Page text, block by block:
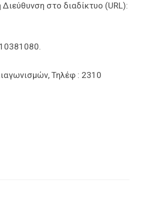
στο διαδίκτυο (URL):
Τηλέφ : 2310